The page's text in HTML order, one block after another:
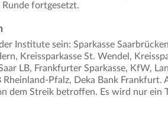
fortgesetzt.
Institute sein: Sparkasse
Kreissparkasse St. Wendel,
LB, Frankfurter Sparkasse, KfW,
Pfalz, Deka Bank Frankfurt.
dem Streik betroffen. Es wird nur ein